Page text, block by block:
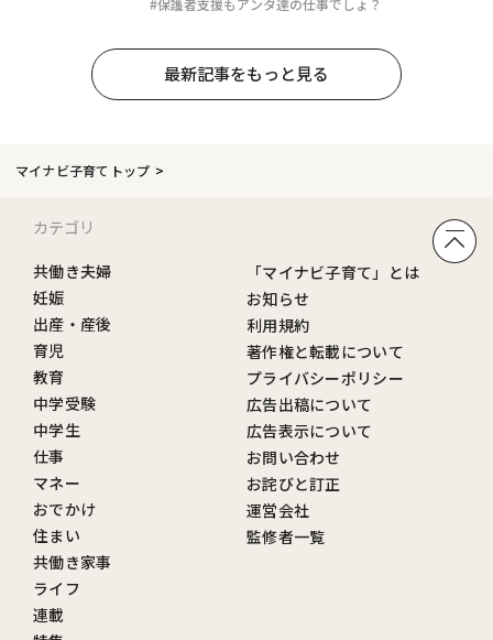
#保護者支援もアンタ達の仕事でしょ？
最新記事をもっと見る
マイナビ子育てトップ
カテゴリ
共働き夫婦
妊娠
出産・産後
育児
教育
中学受験
中学生
仕事
マネー
おでかけ
住まい
共働き家事
ライフ
連載
「マイナビ子育て」とは
お知らせ
利用規約
著作権と転載について
プライバシーポリシー
広告出稿について
広告表示について
お問い合わせ
お詫びと訂正
運営会社
監修者一覧